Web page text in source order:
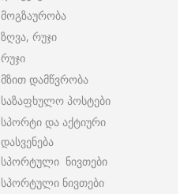
მოგზაურობა
ზღვა, რუჯი
რუჯი
მზით დამწვრობა
საზაფხულო პოსტები
სპორტი და აქტიური
დასვენება
სპორტული ნივთები
სპორტული ნივთები